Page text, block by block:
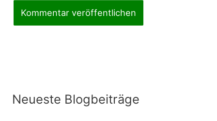
Neueste Blogbeiträge